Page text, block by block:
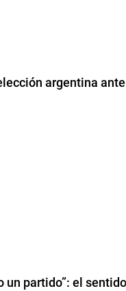
argentina
un partido”: el